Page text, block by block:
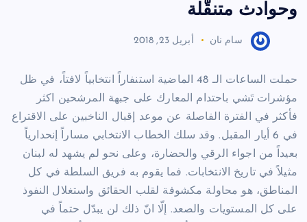
وحوادث متنقّلة
سام نان أبريل 23, 2018
حملت الساعات الـ 48 الماضية استنفاراً انتخابياً لافتاً، في ظل
مؤشرات تَشي باحتدام المعارك على جبهة المرشحين اكثر
فأكثر في الفترة الفاصلة عن موعد إقبال الناخبين على الاقتراع
في 6 أيار المقبل. وقد سلك الخطاب الانتخابي مساراً إنحدارياً
بعيداً من اجواء الرقي والحضارة، وعلى نحو لم يشهد له لبنان
مثيلاً في تاريخ الانتخابات. فما يقوم به فريق السلطة في كل
المناطق، هو محاولة مكشوفة لقلب الحقائق واستغلال النفوذ
على كل المستويات والصعد. إلّا انّ ذلك لن يبدّل حتماً في